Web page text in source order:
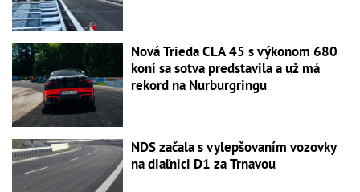
Nová Trieda CLA 45 s výkonom 680
koní sa sotva predstavila a už má
rekord na Nurburgringu
NDS začala s vylepšovaním vozovky
na diaľnici D1 za Trnavou